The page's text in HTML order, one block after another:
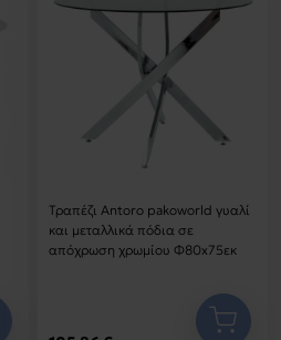
Τραπέζι Antoro pakoworld γυαλί
και μεταλλικά πόδια σε
απόχρωση χρωμίου Φ80x75εκ